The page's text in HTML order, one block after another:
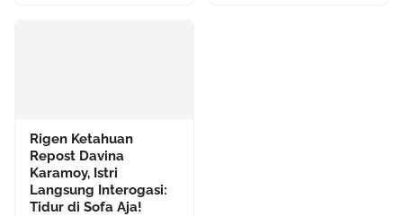
Rigen Ketahuan
Repost Davina
Karamoy, Istri
Langsung Interogasi:
Tidur di Sofa Aja!